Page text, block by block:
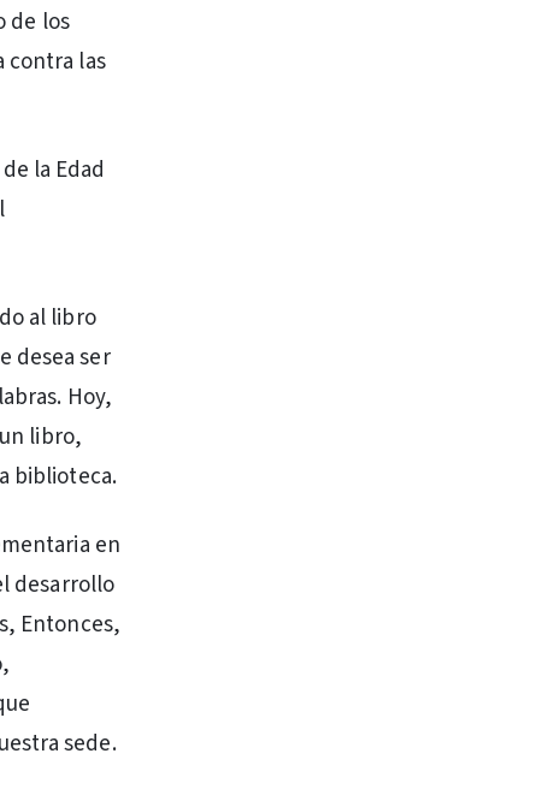
de los
contra las
la Edad
al libro
desea ser
Hoy,
libro,
biblioteca.
en
desarrollo
Entonces,
sede.